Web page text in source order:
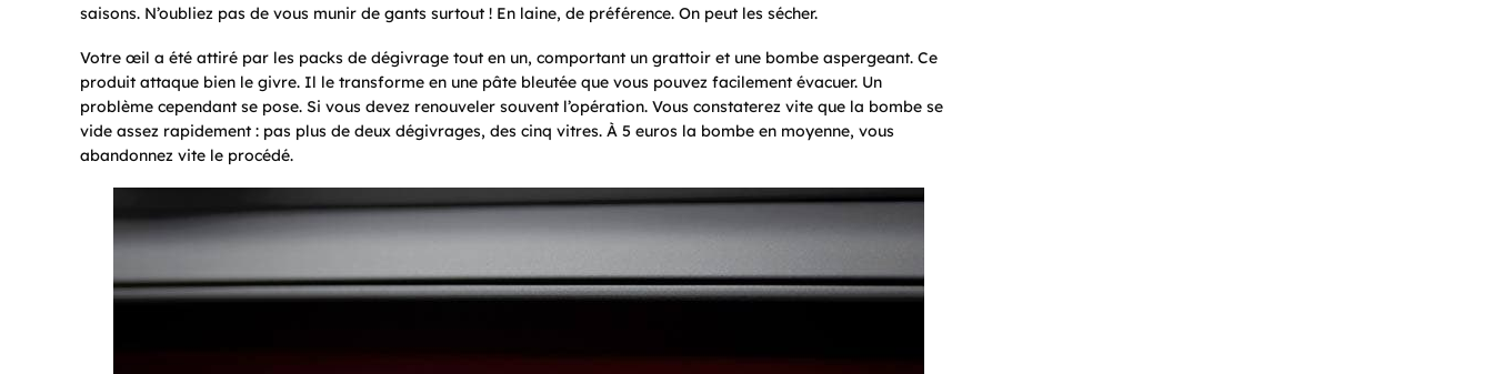
saisons. N’oubliez pas de vous munir de gants surtout ! En laine, de préférence. On peut les sécher.
Votre œil a été attiré par les packs de dégivrage tout en un, comportant un grattoir et une bombe aspergeant. Ce
produit attaque bien le givre. Il le transforme en une pâte bleutée que vous pouvez facilement évacuer. Un
problème cependant se pose. Si vous devez renouveler souvent l’opération. Vous constaterez vite que la bombe se
vide assez rapidement : pas plus de deux dégivrages, des cinq vitres. À 5 euros la bombe en moyenne, vous
abandonnez vite le procédé.